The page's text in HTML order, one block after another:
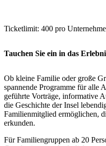
Ticketlimit: 400 pro
Tauchen Sie ein in das
Ob kleine Familie oder große
spannende Programme für alle
geführte Vorträge, informative
die Geschichte der Insel
Familienmitglied ermöglichen,
erkunden.
Für Familiengruppen ab 20